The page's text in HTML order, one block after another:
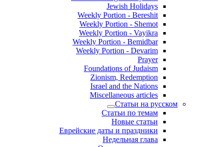
Jewish Holidays
Weekly Portion - Bereshit
Weekly Portion - Shemot
Weekly Portion - Vayikra
Weekly Portion - Bemidbar
Weekly Portion - Devarim
Prayer
Foundations of Judaism
Zionism, Redemption
Israel and the Nations
Miscellaneous articles
Статьи на русском
Статьи по темам
Новые статьи
Еврейские даты и праздники
Недельная глава